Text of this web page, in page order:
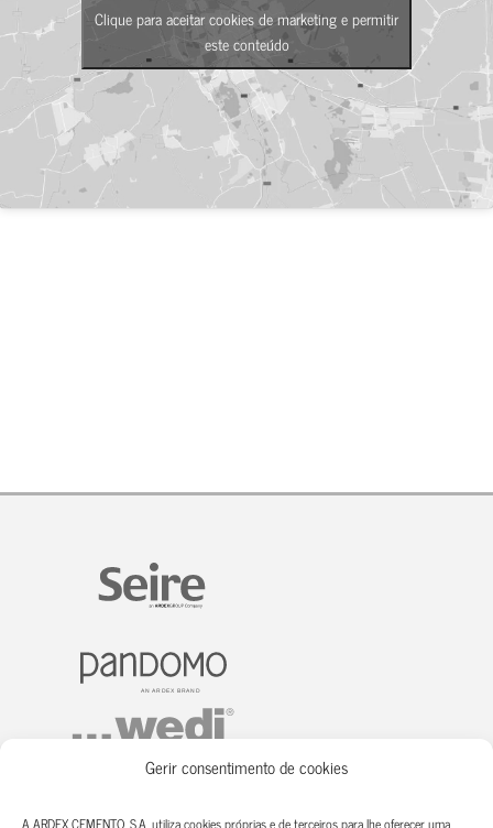
Gerir consentimento de cookies
A ARDEX CEMENTO, S.A. utiliza cookies próprias e de terceiros para lhe oferecer uma
Clique para aceitar cookies de marketing e permitir
este conteúdo